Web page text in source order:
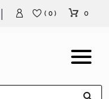
( 0 ) 0